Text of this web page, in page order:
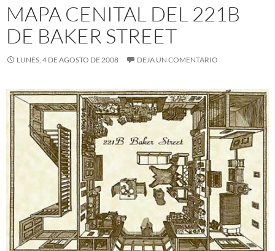
MAPA CENITAL DEL 221B
DE BAKER STREET
LUNES, 4 DE AGOSTO DE 2008 DEJA UN COMENTARIO